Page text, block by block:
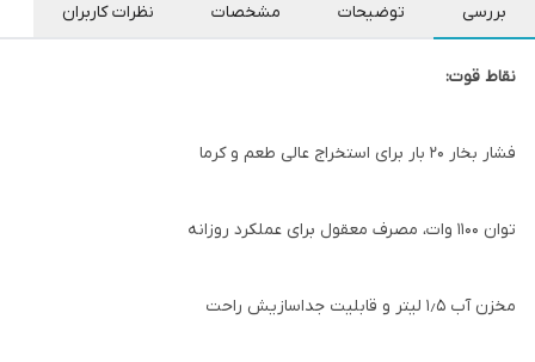
بررسی توضیحات مشخصات نظرات کاربران
نقاط قوت:
فشار بخار ۲۰ بار برای استخراج عالی طعم و کرما
توان ۱۱۰۰ وات، مصرف معقول برای عملکرد روزانه
مخزن آب ۱٫۵ لیتر و قابلیت جداسازیش راحت